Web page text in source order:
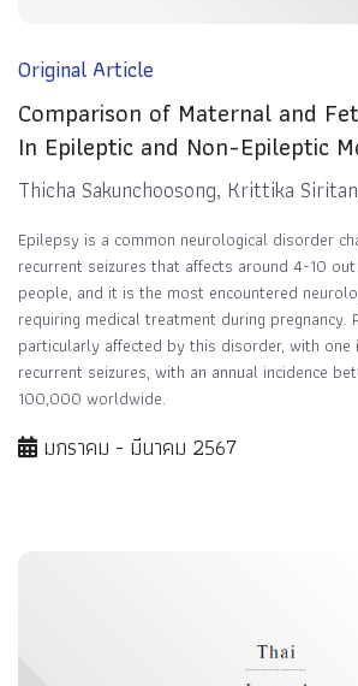
Original Article
Comparison of Maternal and
In Epileptic and Non-Epileptic
Thicha Sakunchoosong, Krittika
Epilepsy is a common neurological disorder
recurrent seizures that affects around 4-10
people, and it is the most encountered
requiring medical treatment during pregnancy.
particularly affected by this disorder, with
recurrent seizures, with an annual incidence
100,000 worldwide.
มกราคม - มีนาคม 2567